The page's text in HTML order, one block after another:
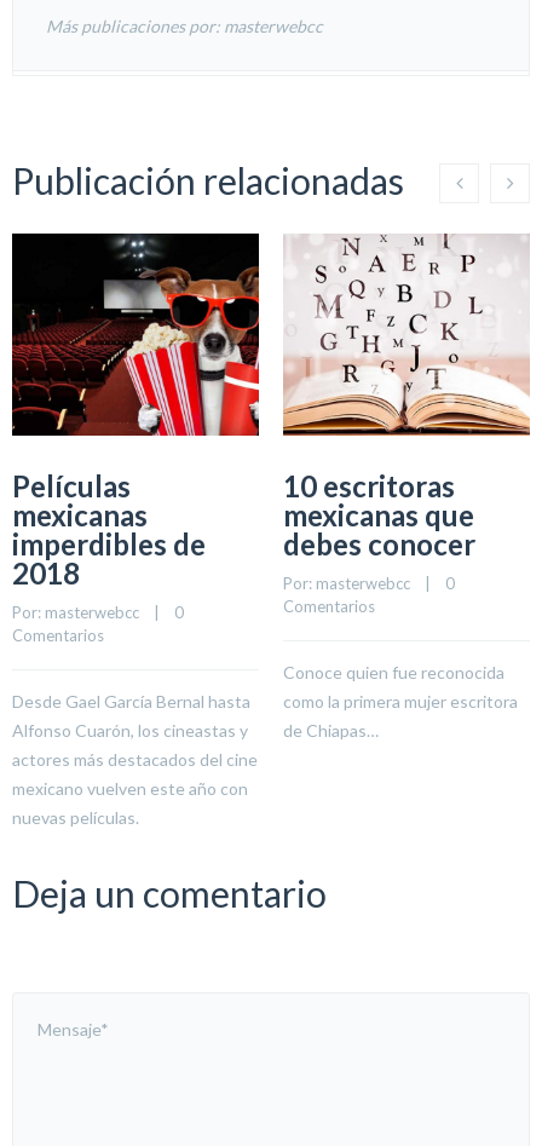
Más publicaciones por: masterwebcc
Publicación relacionadas
Películas
mexicanas
imperdibles de
2018
Por: masterwebcc
    |
0
Comentarios
Desde Gael García Bernal hasta
Alfonso Cuarón, los cineastas y
actores más destacados del cine
mexicano vuelven este año con
nuevas películas.
10 escritoras
mexicanas que
debes conocer
Por: masterwebcc
    |
0
Comentarios
Conoce quien fue reconocida
como la primera mujer escritora
de Chiapas…
Deja un comentario